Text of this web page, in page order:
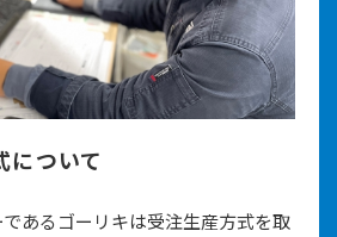
について
あるゴーリキは受注生産方式を取